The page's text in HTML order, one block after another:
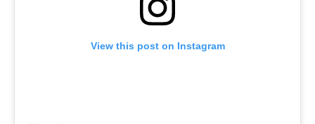
View this post on Instagram